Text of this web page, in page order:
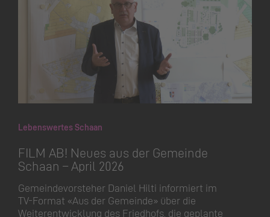
Lebenswertes Schaan
FILM AB! Neues aus der Gemeinde
Schaan – April 2026
Gemeinde­vorsteher Daniel Hilti informiert im
TV-Format «Aus der Gemeinde» über die
Weiterent­wicklung des Friedhofs, die geplante